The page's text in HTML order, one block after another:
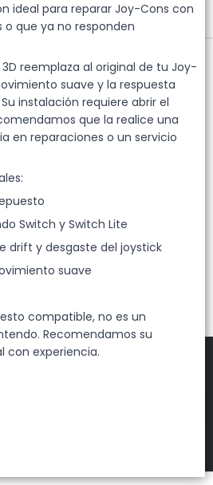
ideal para reparar Joy-Cons con
que ya no responden
reemplaza al original de tu Joy-
suave y la respuesta
instalación requiere abrir el
que la realice una
en reparaciones o un servicio
Switch y Switch Lite
drift y desgaste del joystick
suave
compatible, no es un
Recomendamos su
con experiencia.
Switch Y Switch Lite Color Negro
10 unidades.
vacía